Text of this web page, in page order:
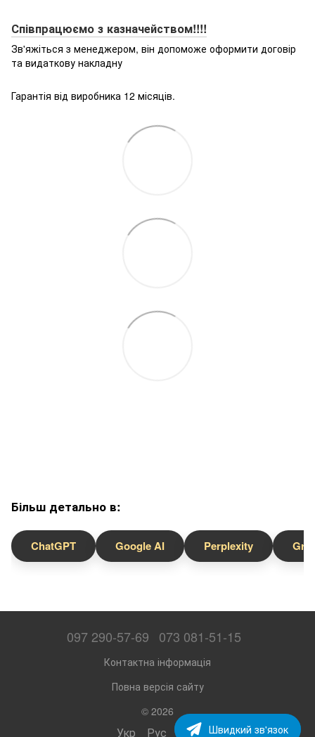
Співпрацюємо з казначейством!!!!
Зв'яжіться з менеджером, він допоможе оформити договір
та видаткову накладну
Гарантія від виробника 12 місяців.
Більш детально в:
ChatGPT Google AI Perplexity
097 290-57-69 073 081-51-15
Контактна інформація
Повна версія сайту
© 2026
Укр Рус Eng Швидкий зв'язок